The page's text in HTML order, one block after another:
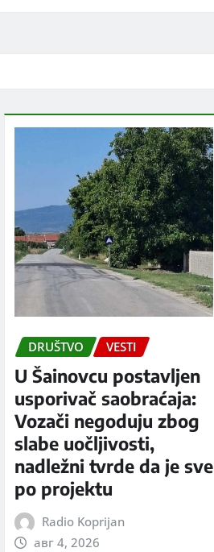
DRUŠTVO VESTI
U Šainovcu postavljen
usporivač saobraćaja:
Vozači negoduju zbog
slabe uočljivosti,
nadležni tvrde da je sve
po projektu
Radio Koprijan
авг 4, 2026